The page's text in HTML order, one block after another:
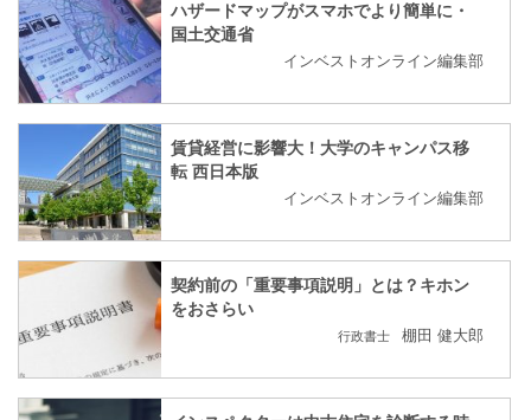
ハザードマップがスマホでより簡単に・
国土交通省
インベストオンライン編集部
賃貸経営に影響大！大学のキャンパス移
転 西日本版
インベストオンライン編集部
契約前の「重要事項説明」とは？キホン
をおさらい
行政書士 棚田 健大郎